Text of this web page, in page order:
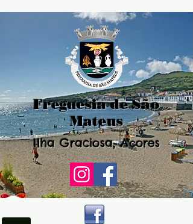
Freguesia de São
Mateus
Ilha Graciosa, Açores